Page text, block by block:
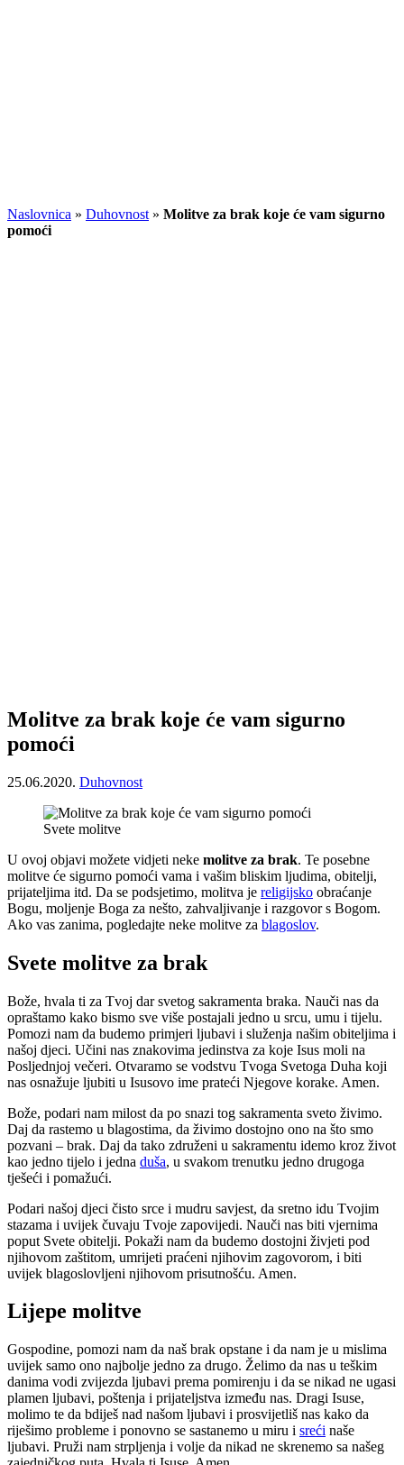
Naslovnica » Duhovnost » Molitve za brak koje će vam sigurno
pomoći
Molitve za brak koje će vam sigurno
pomoći
25.06.2020. Duhovnost
Svete molitve
U ovoj objavi možete vidjeti neke molitve za brak. Te posebne
molitve će sigurno pomoći vama i vašim bliskim ljudima, obitelji,
prijateljima itd. Da se podsjetimo, molitva je religijsko obraćanje
Bogu, moljenje Boga za nešto, zahvaljivanje i razgovor s Bogom.
Ako vas zanima, pogledajte neke molitve za blagoslov.
Svete molitve za brak
Bože, hvala ti za Tvoj dar svetog sakramenta braka. Nauči nas da
opraštamo kako bismo sve više postajali jedno u srcu, umu i tijelu.
Pomozi nam da budemo primjeri ljubavi i služenja našim obiteljima i
našoj djeci. Učini nas znakovima jedinstva za koje Isus moli na
Posljednjoj večeri. Otvaramo se vodstvu Tvoga Svetoga Duha koji
nas osnažuje ljubiti u Isusovo ime prateći Njegove korake. Amen.
Bože, podari nam milost da po snazi tog sakramenta sveto živimo.
Daj da rastemo u blagostima, da živimo dostojno ono na što smo
pozvani – brak. Daj da tako združeni u sakramentu idemo kroz život
kao jedno tijelo i jedna duša, u svakom trenutku jedno drugoga
tješeći i pomažući.
Podari našoj djeci čisto srce i mudru savjest, da sretno idu Tvojim
stazama i uvijek čuvaju Tvoje zapovijedi. Nauči nas biti vjernima
poput Svete obitelji. Pokaži nam da budemo dostojni živjeti pod
njihovom zaštitom, umrijeti praćeni njihovim zagovorom, i biti
uvijek blagoslovljeni njihovom prisutnošću. Amen.
Lijepe molitve
Gospodine, pomozi nam da naš brak opstane i da nam je u mislima
uvijek samo ono najbolje jedno za drugo. Želimo da nas u teškim
danima vodi zvijezda ljubavi prema pomirenju i da se nikad ne ugasi
plamen ljubavi, poštenja i prijateljstva između nas. Dragi Isuse,
molimo te da bdiješ nad našom ljubavi i prosvijetliš nas kako da
riješimo probleme i ponovno se sastanemo u miru i sreći naše
ljubavi. Pruži nam strpljenja i volje da nikad ne skrenemo sa našeg